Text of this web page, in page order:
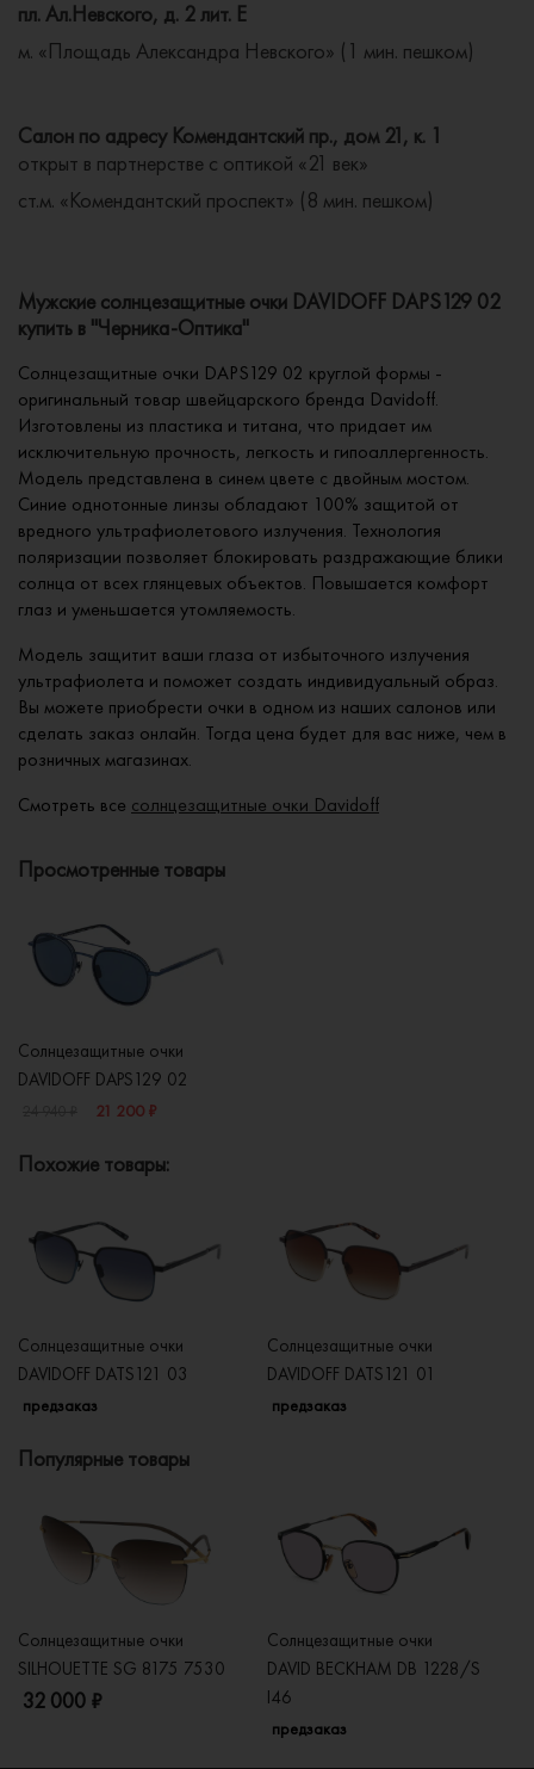
пл. Ал.Невского, д. 2 лит. Е
м. «Площадь Александра Невского» (1 мин. пешком)
Салон по адресу Комендантский пр., дом 21, к. 1
открыт в партнерстве с оптикой «21 век»
ст.м. «Комендантский проспект» (8 мин. пешком)
Мужские солнцезащитные очки DAVIDOFF DAPS129 02
купить в "Черника-Оптика"
Солнцезащитные очки DAPS129 02 круглой формы -
оригинальный товар швейцарского бренда Davidoff.
Изготовлены из пластика и титана, что придает им
исключительную прочность, легкость и гипоаллергенность.
Модель представлена в синем цвете с двойным мостом.
Синие однотонные линзы обладают 100% защитой от
вредного ультрафиолетового излучения. Технология
поляризации позволяет блокировать раздражающие блики
солнца от всех глянцевых объектов. Повышается комфорт
глаз и уменьшается утомляемость.
Модель защитит ваши глаза от избыточного излучения
ультрафиолета и поможет создать индивидуальный образ.
Вы можете приобрести очки в одном из наших салонов или
сделать заказ онлайн. Тогда цена будет для вас ниже, чем в
розничных магазинах.
Смотреть все солнцезащитные очки Davidoff
Просмотренные товары
Солнцезащитные очки
DAVIDOFF DAPS129 02
21 200 ₽
Похожие товары:
Солнцезащитные очки
DAVIDOFF DATS121 03
предзаказ
Солнцезащитные очки
DAVIDOFF DATS121 01
предзаказ
Популярные товары
Солнцезащитные очки
SILHOUETTE SG 8175 7530
32 000 ₽
Солнцезащитные очки
DAVID BECKHAM DB 1228/S
I46
предзаказ